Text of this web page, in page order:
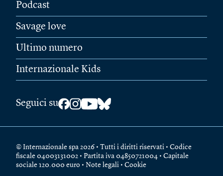
Podcast
Savage love
Ultimo numero
Internazionale Kids
Seguici su
© Internazionale spa 2026 • Tutti i diritti riservati • Codice
fiscale 04003131002 • Partita iva 04850721004 • Capitale
sociale 120.000 euro • Note legali • Cookie